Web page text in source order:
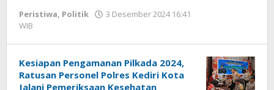
Peristiwa, Politik
3 Desember 2024 16:41
WIB
Kesiapan Pengamanan Pilkada 2024,
Ratusan Personel Polres Kediri Kota
Jalani Pemeriksaan Kesehatan